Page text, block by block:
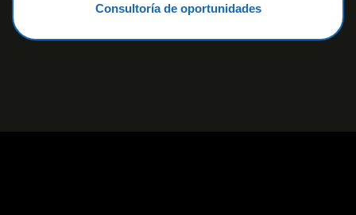
Consultoría de oportunidades